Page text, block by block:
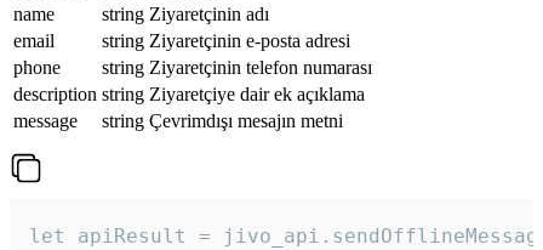
name
string Ziyaretçinin adı
email
string Ziyaretçinin e-posta adresi
phone
string Ziyaretçinin telefon numarası
description string Ziyaretçiye dair ek açıklama
message
string Çevrimdışı mesajın metni
let apiResult =